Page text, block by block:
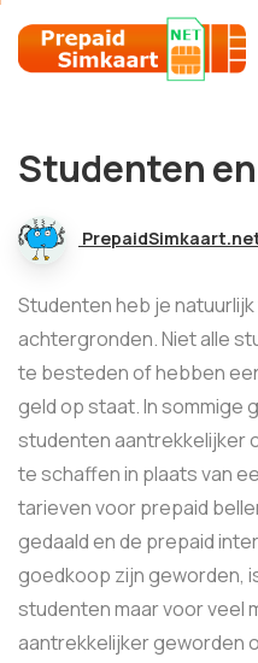
Studenten
Studenten heb je
achtergronden. Niet alle
te besteden of hebben
geld op staat. In sommige
studenten aantrekkelijker
te schaffen in plaats van
tarieven voor prepaid
gedaald en de prepaid
goedkoop zijn geworden,
studenten maar voor veel
aantrekkelijker geworden